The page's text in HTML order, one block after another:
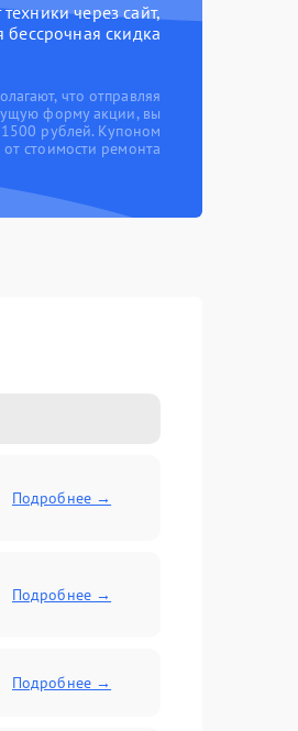
через сайт,
бессрочная скидка
что отправляя
форму акции, вы
рублей. Купоном
стоимости ремонта
Подробнее →
Подробнее →
Подробнее →